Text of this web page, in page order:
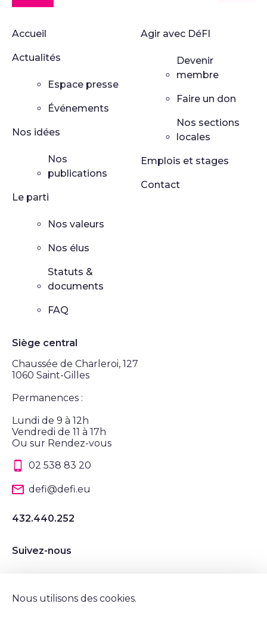
Accueil
Actualités
Espace presse
Événements
Nos idées
Nos
publications
Le parti
Nos valeurs
Nos élus
Statuts &
documents
FAQ
Agir avec DéFI
Devenir
membre
Faire un don
Nos sections
locales
Emplois et stages
Contact
Siège central
Chaussée de Charleroi, 127
1060 Saint-Gilles
Permanences :
Lundi de 9 à 12h
Vendredi de 11 à 17h
Ou sur Rendez-vous
02 538 83 20
defi@defi.eu
432.440.252
Suivez-nous
Nous utilisons des cookies.